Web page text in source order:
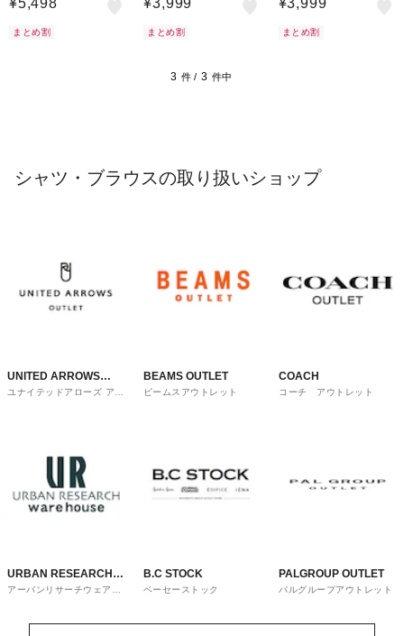
¥5,498
まとめ割
¥3,999
まとめ割
¥3,999
まとめ割
3 件 / 3 件中
シャツ・ブラウスの取り扱いショップ
UNITED ARROWS
OUTLET
ユナイテッドアローズ アウ
BEAMS OUTLET
ビームスアウトレット
COACH
コーチ アウトレット
URBAN RESEARCH
ware house
アーバンリサーチウェアハ
B.C STOCK
ベーセーストック
PALGROUP OUTLET
パルグループアウトレット